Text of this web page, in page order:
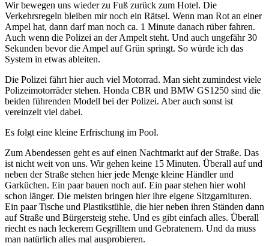
Wir bewegen uns wieder zu Fuß zurück zum Hotel. Die
Verkehrsregeln bleiben mir noch ein Rätsel. Wenn man Rot an einer
Ampel hat, dann darf man noch ca. 1 Minute danach rüber fahren.
Auch wenn die Polizei an der Ampelt steht. Und auch ungefähr 30
Sekunden bevor die Ampel auf Grün springt. So würde ich das
System in etwas ableiten.
Die Polizei fährt hier auch viel Motorrad. Man sieht zumindest viele
Polizeimotorräder stehen. Honda CBR und BMW GS1250 sind die
beiden führenden Modell bei der Polizei. Aber auch sonst ist
vereinzelt viel dabei.
Es folgt eine kleine Erfrischung im Pool.
Zum Abendessen geht es auf einen Nachtmarkt auf der Straße. Das
ist nicht weit von uns. Wir gehen keine 15 Minuten. Überall auf und
neben der Straße stehen hier jede Menge kleine Händler und
Garküchen. Ein paar bauen noch auf. Ein paar stehen hier wohl
schon länger. Die meisten bringen hier ihre eigene Sitzgarnituren.
Ein paar Tische und Plastikstühle, die hier neben ihren Ständen dann
auf Straße und Bürgersteig stehe. Und es gibt einfach alles. Überall
riecht es nach leckerem Gegrilltem und Gebratenem. Und da muss
man natürlich alles mal ausprobieren.